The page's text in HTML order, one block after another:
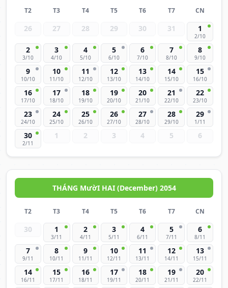
T2 T3 T4 T5 T6 T7 CN
26 27 28 29 30 31 1
2/10
2
3/10
3
4/10
4
5/10
5
6/10
6
7/10
7
8/10
8
9/10
9
10/10
10
11/10
11
12/10
12
13/10
13
14/10
14
15/10
15
16/10
16
17/10
17
18/10
18
19/10
19
20/10
20
21/10
21
22/10
22
23/10
23
24/10
24
25/10
25
26/10
26
27/10
27
28/10
28
29/10
29
1/11
30
2/11
1 2 3 4 5 6
THÁNG MườI HAI (December) 2054
T2 T3 T4 T5 T6 T7 CN
30 1
3/11
2
4/11
3
5/11
4
6/11
5
7/11
6
8/11
7
9/11
8
10/11
9
11/11
10
12/11
11
13/11
12
14/11
13
15/11
14
16/11
15
17/11
16
18/11
17
19/11
18
20/11
19
21/11
20
22/11